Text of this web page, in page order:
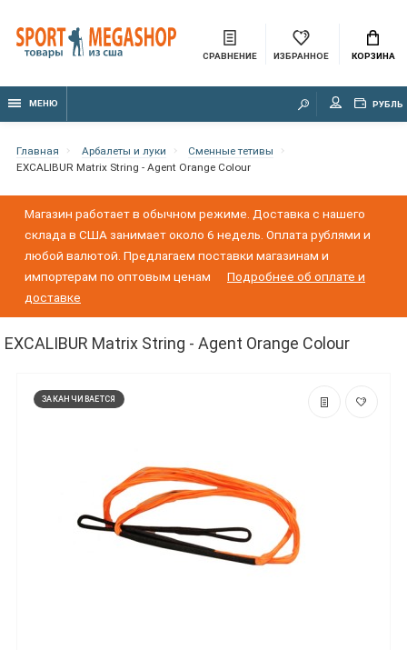
СРАВНЕНИЕ ИЗБРАННОЕ КОРЗИНА
МЕНЮ РУБЛЬ
Главная Арбалеты и луки
Сменные тетивы
EXCALIBUR Matrix String - Agent Orange Colour
Магазин работает в обычном режиме. Доставка с нашего
склада в США занимает около 6 недель. Оплата рублями и
любой валютой. Предлагаем поставки магазинам и
импортерам по оптовым ценам
Подробнее об оплате и
доставке
EXCALIBUR Matrix String - Agent Orange Colour
ЗАКАНЧИВАЕТСЯ